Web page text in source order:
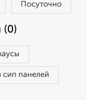
Посуточно
(0)
сип панелей